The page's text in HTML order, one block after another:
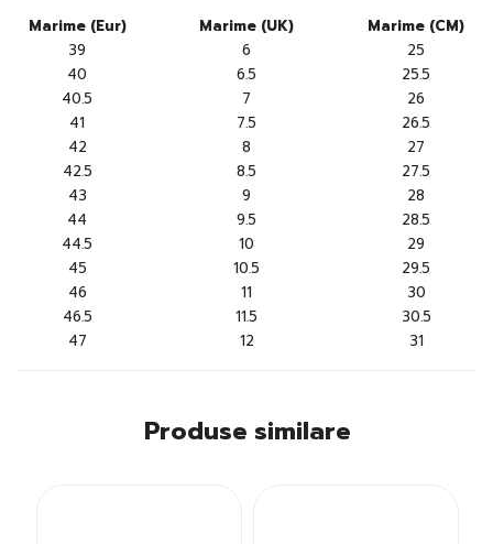
Marime (Eur) Marime (UK)
Marime (CM)
39
6
25
40
6.5
25.5
40.5
7
26
41
7.5
26.5
42
8
27
42.5
8.5
27.5
43
9
28
44
9.5
28.5
44.5
10
29
45
10.5
29.5
46
11
30
46.5
11.5
30.5
47
12 31
Produse similare